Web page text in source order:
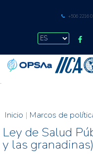
+506 2216
.
Inicio | Marcos de
Ley de Salud
y las granadinas)